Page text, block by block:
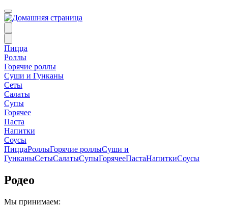
Пицца
Роллы
Горячие роллы
Суши и Гунканы
Сеты
Салаты
Супы
Горячее
Паста
Напитки
Соусы
ПиццаРоллыГорячие роллыСуши и
ГунканыСетыСалатыСупыГорячееПастаНапиткиСоусы
Родео
Мы принимаем: